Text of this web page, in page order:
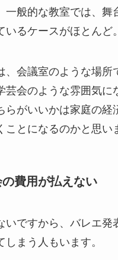
一般的な教室では、舞
いるケースがほとんど。
、会議室のような場所
芸会のような雰囲気に
らがいいかは家庭の経
ことになるのかと思い
費用が払えない
いですから、バレエ発
しまう人もいます。